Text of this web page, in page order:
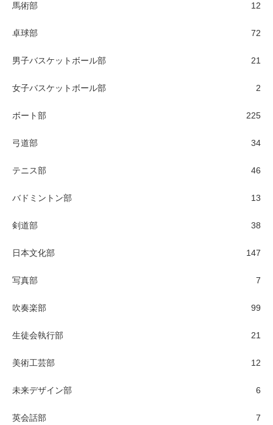
馬術部 12
卓球部 72
男子バスケットボール部 21
女子バスケットボール部 2
ボート部 225
弓道部 34
テニス部 46
バドミントン部 13
剣道部 38
日本文化部 147
写真部 7
吹奏楽部 99
生徒会執行部 21
美術工芸部 12
未来デザイン部 6
英会話部 7